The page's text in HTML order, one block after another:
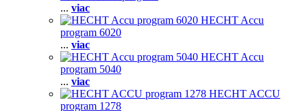
... viac
HECHT Accu
program 6020
... viac
HECHT Accu
program 5040
... viac
HECHT ACCU
program 1278